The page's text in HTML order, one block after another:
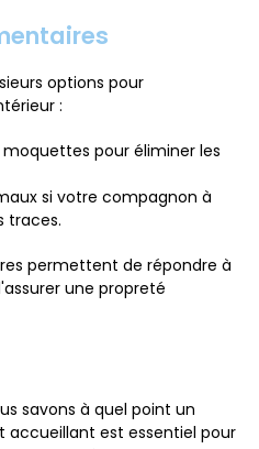
options pour
:
pour éliminer les
si votre compagnon à
traces.
permettent de répondre à
une propreté
savons à quel point un
accueillant est essentiel pour